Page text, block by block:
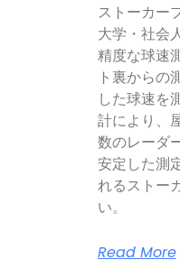
ストーカー
大学・社会
精度な球速
ト裏からの
した球速を
計により、
数のレーダ
安定した測
れるストー
い。
Read More